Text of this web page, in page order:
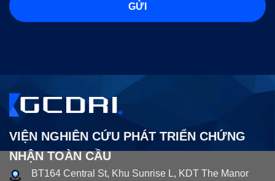
VIỆN NGHIÊN CỨU PHÁT TRIỂN CHỨNG
NHẬN TOÀN CẦU
BT164 Central St, Khu Sunrise L, KDT The Manor